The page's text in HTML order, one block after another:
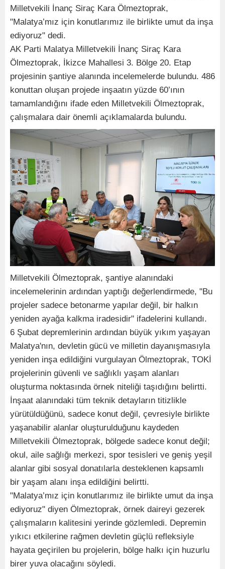
Milletvekili İnanç Siraç Kara Ölmeztoprak,
"Malatya’mız için konutlarımız ile birlikte umut da inşa
ediyoruz" dedi.
AK Parti Malatya Milletvekili İnanç Siraç Kara
Ölmeztoprak, İkizce Mahallesi 3. Bölge 20. Etap
projesinin şantiye alanında incelemelerde bulundu. 486
konuttan oluşan projede inşaatın yüzde 60’ının
tamamlandığını ifade eden Milletvekili Ölmeztoprak,
çalışmalara dair önemli açıklamalarda bulundu.
Milletvekili Ölmeztoprak, şantiye alanındaki
incelemelerinin ardından yaptığı değerlendirmede, "Bu
projeler sadece betonarme yapılar değil, bir halkın
yeniden ayağa kalkma iradesidir" ifadelerini kullandı.
6 Şubat depremlerinin ardından büyük yıkım yaşayan
Malatya'nın, devletin gücü ve milletin dayanışmasıyla
yeniden inşa edildiğini vurgulayan Ölmeztoprak, TOKİ
projelerinin güvenli ve sağlıklı yaşam alanları
oluşturma noktasında örnek niteliği taşıdığını belirtti.
İnşaat alanındaki tüm teknik detayların titizlikle
yürütüldüğünü, sadece konut değil, çevresiyle birlikte
yaşanabilir alanlar oluşturulduğunu kaydeden
Milletvekili Ölmeztoprak, bölgede sadece konut değil;
okul, aile sağlığı merkezi, spor tesisleri ve geniş yeşil
alanlar gibi sosyal donatılarla desteklenen kapsamlı
bir yaşam alanı inşa edildiğini belirtti.
"Malatya’mız için konutlarımız ile birlikte umut da inşa
ediyoruz" diyen Ölmeztoprak, örnek daireyi gezerek
çalışmaların kalitesini yerinde gözlemledi. Depremin
yıkıcı etkilerine rağmen devletin güçlü refleksiyle
hayata geçirilen bu projelerin, bölge halkı için huzurlu
birer yuva olacağını söyledi.